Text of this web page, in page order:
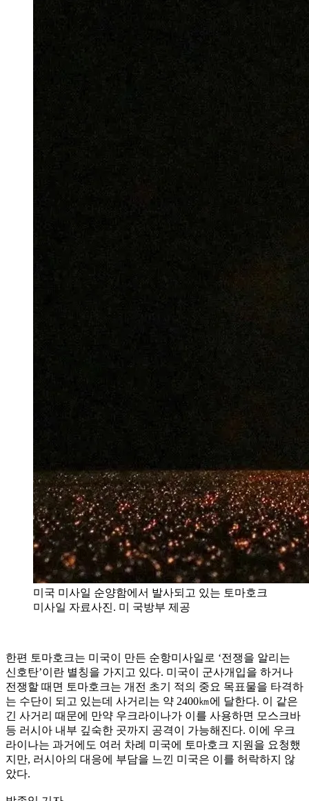
미국 미사일 순양함에서 발사되고 있는 토마호크
미사일 자료사진. 미 국방부 제공
한편 토마호크는 미국이 만든 순항미사일로 ‘전쟁을 알리는
신호탄’이란 별칭을 가지고 있다. 미국이 군사개입을 하거나
전쟁할 때면 토마호크는 개전 초기 적의 중요 목표물을 타격하
는 수단이 되고 있는데 사거리는 약 2400㎞에 달한다. 이 같은
긴 사거리 때문에 만약 우크라이나가 이를 사용하면 모스크바
등 러시아 내부 깊숙한 곳까지 공격이 가능해진다. 이에 우크
라이나는 과거에도 여러 차례 미국에 토마호크 지원을 요청했
지만, 러시아의 대응에 부담을 느낀 미국은 이를 허락하지 않
았다.